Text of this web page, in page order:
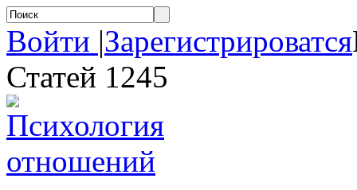
Войти |Зарегистрироватся
Статей 1245